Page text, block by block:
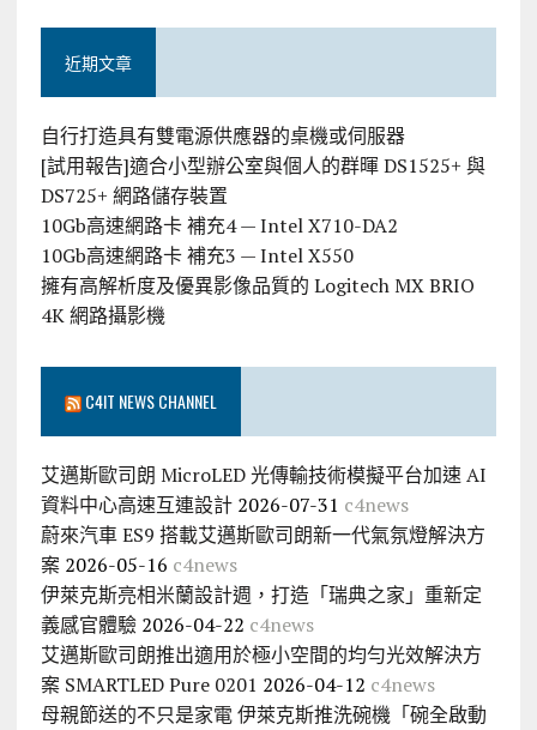
近期文章
自行打造具有雙電源供應器的桌機或伺服器
[試用報告]適合小型辦公室與個人的群暉 DS1525+ 與
DS725+ 網路儲存裝置
10Gb高速網路卡 補充4 — Intel X710-DA2
10Gb高速網路卡 補充3 — Intel X550
擁有高解析度及優異影像品質的 Logitech MX BRIO
4K 網路攝影機
C4IT NEWS CHANNEL
艾邁斯歐司朗 MicroLED 光傳輸技術模擬平台加速 AI
資料中心高速互連設計 2026-07-31 c4news
蔚來汽車 ES9 搭載艾邁斯歐司朗新一代氣氛燈解決方
案 2026-05-16 c4news
伊萊克斯亮相米蘭設計週，打造「瑞典之家」重新定
義感官體驗 2026-04-22 c4news
艾邁斯歐司朗推出適用於極小空間的均勻光效解決方
案 SMARTLED Pure 0201 2026-04-12 c4news
母親節送的不只是家電 伊萊克斯推洗碗機「碗全啟動